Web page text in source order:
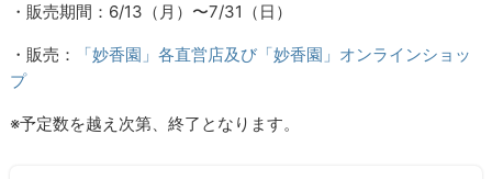
・販売期間：6/13（月）〜7/31（日）
・販売：
「妙香園」各直営店及び「妙香園」オンラインショッ
プ
※予定数を越え次第、終了となります。